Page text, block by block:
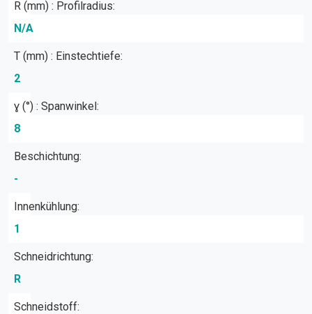
R (mm) : Profilradius:
N/A
T (mm) : Einstechtiefe:
2
ɣ (°) : Spanwinkel:
8
Beschichtung:
-
Innenkühlung:
1
Schneidrichtung:
R
Schneidstoff: